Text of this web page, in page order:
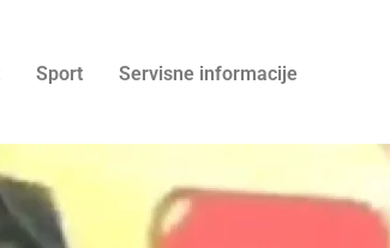
Sport Servisne informacije